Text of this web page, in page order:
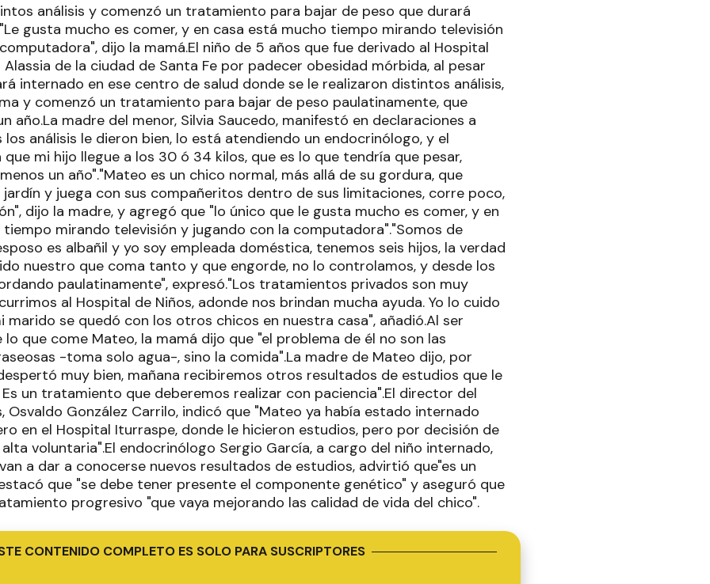
análisis y comenzó un tratamiento para bajar de peso que durará
gusta mucho es comer, y en casa está mucho tiempo mirando televisión
dijo la mamá.El niño de 5 años que fue derivado al Hospital
de la ciudad de Santa Fe por padecer obesidad mórbida, al pesar
internado en ese centro de salud donde se le realizaron distintos análisis,
y comenzó un tratamiento para bajar de peso paulatinamente, que
año.La madre del menor, Silvia Saucedo, manifestó en declaraciones a
los análisis le dieron bien, lo está atendiendo un endocrinólogo, y el
mi hijo llegue a los 30 ó 34 kilos, que es lo que tendría que pesar,
un año"."Mateo es un chico normal, más allá de su gordura, que
y juega con sus compañeritos dentro de sus limitaciones, corre poco,
dijo la madre, y agregó que "lo único que le gusta mucho es comer, y en
mirando televisión y jugando con la computadora"."Somos de
es albañil y yo soy empleada doméstica, tenemos seis hijos, la verdad
nuestro que coma tanto y que engorde, no lo controlamos, y desde los
paulatinamente", expresó."Los tratamientos privados son muy
al Hospital de Niños, adonde nos brindan mucha ayuda. Yo lo cuido
marido se quedó con los otros chicos en nuestra casa", añadió.Al ser
que come Mateo, la mamá dijo que "el problema de él no son las
-toma solo agua-, sino la comida".La madre de Mateo dijo, por
muy bien, mañana recibiremos otros resultados de estudios que le
un tratamiento que deberemos realizar con paciencia".El director del
Osvaldo González Carrilo, indicó que "Mateo ya había estado internado
en el Hospital Iturraspe, donde le hicieron estudios, pero por decisión de
voluntaria".El endocrinólogo Sergio García, a cargo del niño internado,
a dar a conocerse nuevos resultados de estudios, advirtió que"es un
que "se debe tener presente el componente genético" y aseguró que
progresivo "que vaya mejorando las calidad de vida del chico".
CONTENIDO COMPLETO ES SOLO PARA SUSCRIPTORES